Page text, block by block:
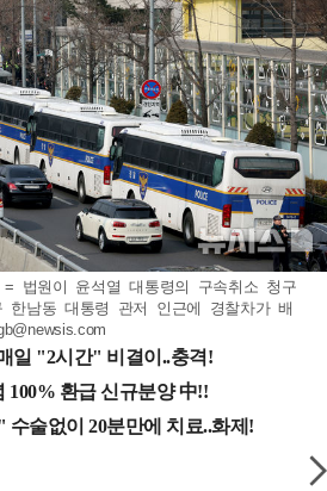
법원이 윤석열 대통령의 구속취소 청구
한남동 대통령 관저 인근에 경찰차가 배